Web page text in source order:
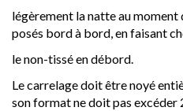
légèrement la natte au moment
posés bord à bord, en faisant
le non-tissé en débord.
Le carrelage doit être noyé
son format ne doit pas excéder